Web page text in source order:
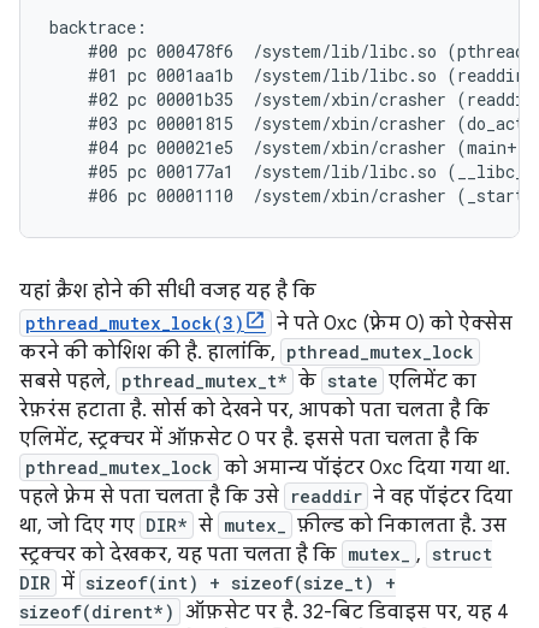
backtrace:
#00 pc 000478f6  /system/lib/libc.so
#01 pc 0001aa1b  /system/lib/libc.so
#02 pc 00001b35  /system/xbin/crasher
#03 pc 00001815  /system/xbin/crasher
#04 pc 000021e5  /system/xbin/crasher
#05 pc 000177a1  /system/lib/libc.so
यहां क्रैश होने की सीधी वजह यह है कि
pthread_mutex_lock(3)
ने पते 0xc (फ़्रेम 0) को ऐक्सेस
करने की कोशिश की है. हालांकि, pthread_mutex_lock
सबसे पहले, pthread_mutex_t* के state एलिमेंट का
रेफ़रंस हटाता है. सोर्स को देखने पर, आपको पता चलता है कि
एलिमेंट, स्ट्रक्चर में ऑफ़सेट 0 पर है. इससे पता चलता है कि
pthread_mutex_lock को अमान्य पॉइंटर 0xc दिया गया था.
पहले फ़्रेम से पता चलता है कि उसे readdir ने वह पॉइंटर दिया
था, जो दिए गए DIR* से mutex_
फ़ील्ड को निकालता है. उस
स्ट्रक्चर को देखकर, यह पता चलता है कि mutex_ , struct
DIR में sizeof(int) + sizeof(size_t) +
sizeof(dirent*) ऑफ़सेट पर है. 32-बिट डिवाइस पर, यह 4